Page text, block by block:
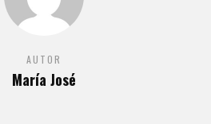
AUTOR
María José